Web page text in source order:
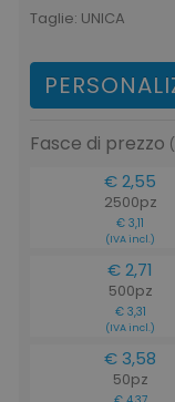
Taglie: UNICA
Fasce di prezzo
€ 2,55
2500pz
€ 3,11
(IVA incl.)
€ 2,71
500pz
€ 3,31
(IVA incl.)
€ 3,58
50pz